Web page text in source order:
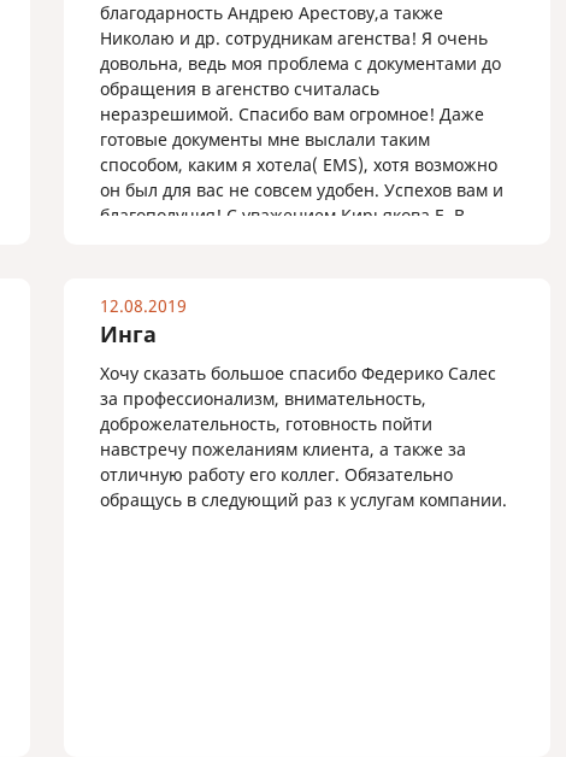
благодарность Андрею Арестову,а также
Николаю и др. сотрудникам агенства! Я очень
довольна, ведь моя проблема с документами до
обращения в агенство считалась
неразрешимой. Спасибо вам огромное! Даже
готовые документы мне выслали таким
способом, каким я хотела( ЕМS), хотя возможно
он был для вас не совсем удобен. Успехов вам и
благополучия! С уважением Кирьякова Е. В.
12.08.2019
Инга
Хочу сказать большое спасибо Федерико Салес
за профессионализм, внимательность,
доброжелательность, готовность пойти
навстречу пожеланиям клиента, а также за
отличную работу его коллег. Обязательно
обращусь в следующий раз к услугам компании.